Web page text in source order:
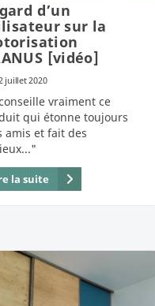
d’un
sur la
[vidéo]
juillet 2020
vraiment ce
qui étonne toujours
amis et fait des
la suite